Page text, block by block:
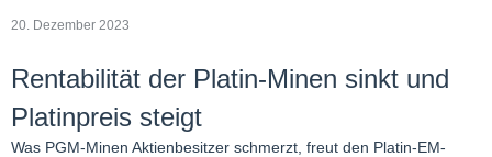
20. Dezember 2023
Rentabilität der Platin-Minen sinkt und
Platinpreis steigt
Was PGM-Minen Aktienbesitzer schmerzt, freut den Platin-EM-